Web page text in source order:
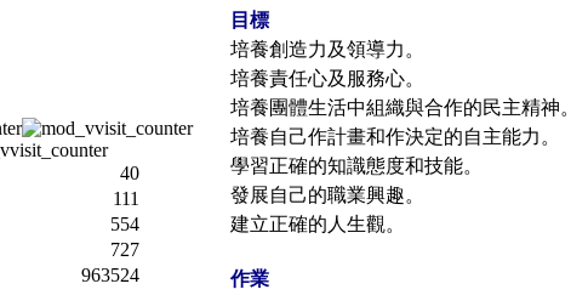
40
111
554
727
963524
目標
培養創造力及領導力。
培養責任心及服務心。
培養團體生活中組織與合作的民主精神。
培養自己作計畫和作決定的自主能力。
學習正確的知識態度和技能。
發展自己的職業興趣。
建立正確的人生觀。
作業